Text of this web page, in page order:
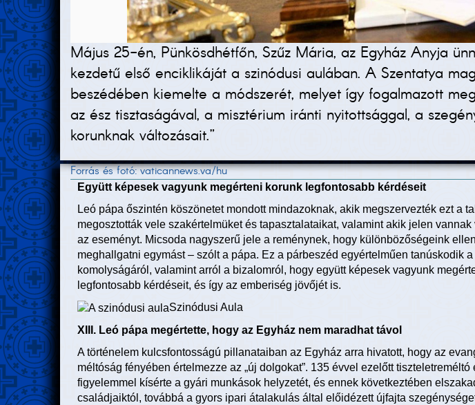
Május 25-én, Pünkösdhétfőn, Szűz Mária, az Egyház Anyja
kezdetű első enciklikáját a szinódusi aulában. A Szentatya
beszédében kiemelte a módszerét, melyet így fogalmazott
az ész tisztaságával, a misztérium iránti nyitottsággal, a
korunknak változásait.”
Forrás és fotó: vaticannews.va/hu
Együtt képesek vagyunk megérteni korunk legfontosabb kérdéseit
Leó pápa őszintén köszönetet mondott mindazoknak, akik megszervezték ezt a
megosztották vele szakértelmüket és tapasztalataikat, valamint akik jelen
az eseményt. Micsoda nagyszerű jele a reménynek, hogy különbözőségeink
meghallgatni egymást – szólt a pápa. Ez a párbeszéd egyértelműen tanúskodik
komolyságáról, valamint arról a bizalomról, hogy együtt képesek vagyunk
legfontosabb kérdéseit, és így az emberiség jövőjét is.
Szinódusi Aula
XIII. Leó pápa megértette, hogy az Egyház nem maradhat távol
A történelem kulcsfontosságú pillanataiban az Egyház arra hivatott, hogy az
méltóság fényében értelmezze az „új dolgokat”. 135 évvel ezelőtt tiszteletreméltó
figyelemmel kísérte a gyári munkások helyzetét, és ennek következtében
családjaiktól, továbbá a gyors ipari átalakulás által előidézett újfajta